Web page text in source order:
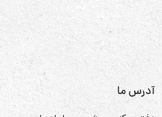
در چراغ قوه یا سایر وسایل
می‌شوند.
آدرس ما